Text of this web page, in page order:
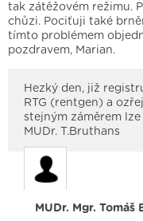
tak zátěžovém režimu.
chůzi. Pociťuji také
tímto problémem
pozdravem, Marian.
Hezký den, již
RTG (rentgen) a
stejným záměrem
MUDr. T.Bruthans
MUDr. Mgr. Tomáš